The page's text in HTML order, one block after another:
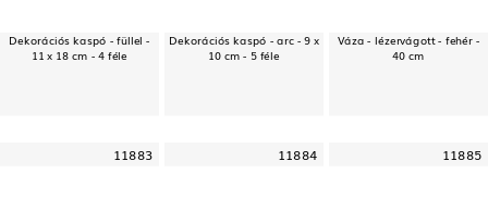
Dekorációs kaspó - füllel -
11 x 18 cm - 4 féle
Dekorációs kaspó - arc - 9 x
10 cm - 5 féle
Váza - lézervágott - fehér -
40 cm
11883 11884 11885